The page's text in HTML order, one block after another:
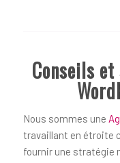
Conseils
Nous sommes une
travaillant en étroite
fournir une stratégie